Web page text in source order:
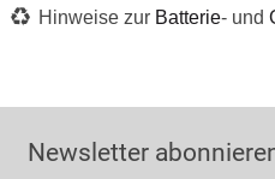
Hinweise zur Batterie- und
Newsletter